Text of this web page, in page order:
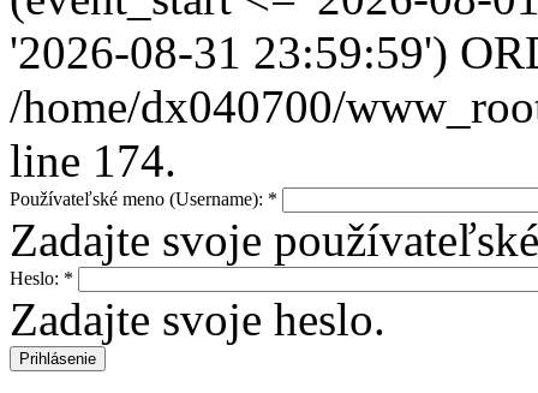
'2026-08-31 23:59:59')
/home/dx040700/
line 174.
Používateľské meno (Username): *
Zadajte svoje
Heslo: *
Zadajte svoje heslo.